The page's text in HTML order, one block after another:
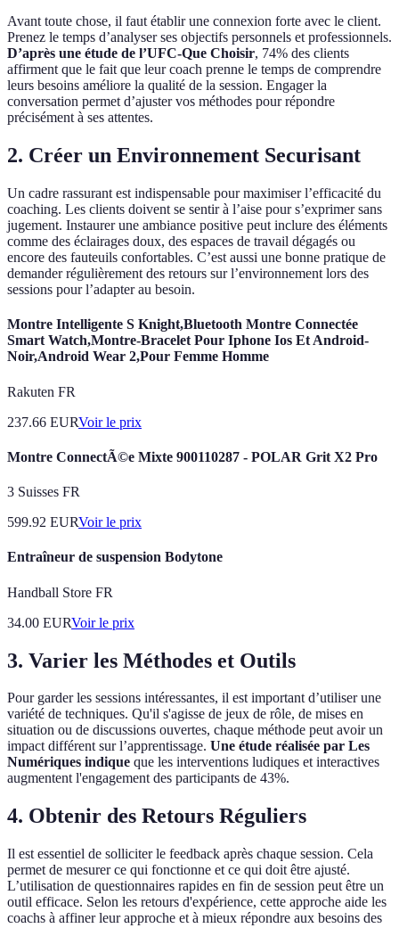
Avant toute chose, il faut établir une connexion forte avec le client.
Prenez le temps d’analyser ses objectifs personnels et professionnels.
D’après une étude de l’UFC-Que Choisir, 74% des clients
affirment que le fait que leur coach prenne le temps de comprendre
leurs besoins améliore la qualité de la session. Engager la
conversation permet d’ajuster vos méthodes pour répondre
précisément à ses attentes.
2. Créer un Environnement Securisant
Un cadre rassurant est indispensable pour maximiser l’efficacité du
coaching. Les clients doivent se sentir à l’aise pour s’exprimer sans
jugement. Instaurer une ambiance positive peut inclure des éléments
comme des éclairages doux, des espaces de travail dégagés ou
encore des fauteuils confortables. C’est aussi une bonne pratique de
demander régulièrement des retours sur l’environnement lors des
sessions pour l’adapter au besoin.
Montre Intelligente S Knight,Bluetooth Montre Connectée
Smart Watch,Montre-Bracelet Pour Iphone Ios Et Android-
Noir,Android Wear 2,Pour Femme Homme
Rakuten FR
237.66 EURVoir le prix
Montre ConnectÃ©e Mixte 900110287 - POLAR Grit X2 Pro
3 Suisses FR
599.92 EURVoir le prix
Entraîneur de suspension Bodytone
Handball Store FR
34.00 EURVoir le prix
3. Varier les Méthodes et Outils
Pour garder les sessions intéressantes, il est important d’utiliser une
variété de techniques. Qu'il s'agisse de jeux de rôle, de mises en
situation ou de discussions ouvertes, chaque méthode peut avoir un
impact différent sur l’apprentissage. Une étude réalisée par Les
Numériques indique que les interventions ludiques et interactives
augmentent l'engagement des participants de 43%.
4. Obtenir des Retours Réguliers
Il est essentiel de solliciter le feedback après chaque session. Cela
permet de mesurer ce qui fonctionne et ce qui doit être ajusté.
L’utilisation de questionnaires rapides en fin de session peut être un
outil efficace. Selon les retours d'expérience, cette approche aide les
coachs à affiner leur approche et à mieux répondre aux besoins des